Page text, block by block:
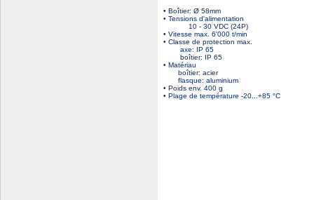
• Boîtier: Ø 58mm
• Tensions d'alimentation
10 - 30 VDC (24P)
• Vitesse max. 6'000 t/min
• Classe de protection max.
axe: IP 65
boîtier: IP 65
• Matériau
boîtier: acier
flasque: aluminium
• Poids env. 400 g
• Plage de température -20...+85 °C